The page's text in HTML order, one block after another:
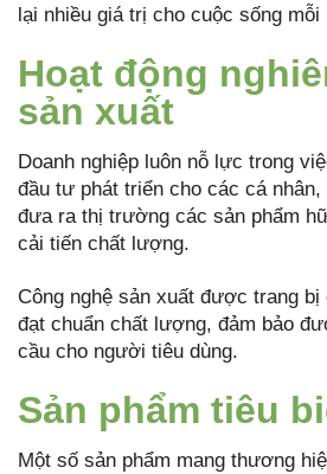
lại nhiều giá trị cho cuộc sống
Hoạt động
sản xuất
Doanh nghiệp luôn nỗ lực trong
đầu tư phát triển cho các cá
đưa ra thị trường các sản phẩm
cải tiến chất lượng.
Công nghệ sản xuất được trang
đạt chuẩn chất lượng, đảm bảo
cầu cho người tiêu dùng.
Sản phẩm tiêu
Một số sản phẩm mang thương